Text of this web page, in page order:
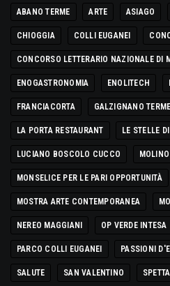
ABANO TERME ARTE ASIAGO
CHIOGGIA COLLI EUGANEI
CONCORSO LETTERARIO NAZIONALE DI
ENOGASTRONOMIA ENOLITECH
FRANCIACORTA GALZIGNANO TERME
LA PORTA RESTAURANT LE STELLE
LUCIANO BOSCOLO CUCCO
MONSELICE PER LE PARI OPPORTUNITÀ
MOSTRA ARTE CONTEMPORANEA
NEREO MAGGIANI OP VERDE INTESA
PARCO COLLI EUGANEI PASSIONI
SALUTE SAN VALENTINO